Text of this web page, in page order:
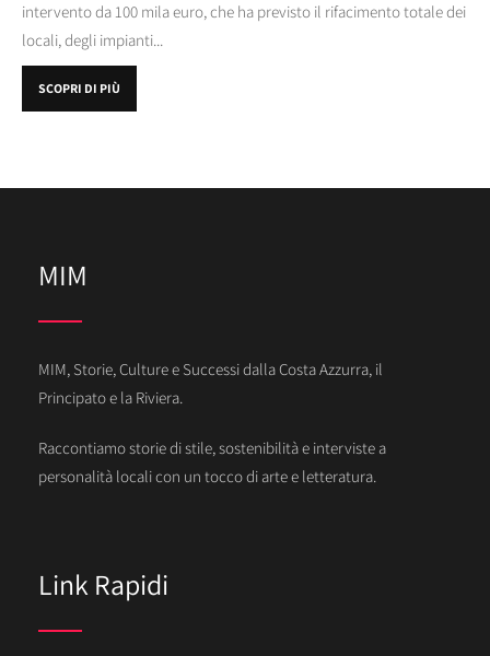
intervento da 100 mila euro, che ha previsto il rifacimento totale dei
locali, degli impianti...
SCOPRI DI PIÙ
MIM
MIM, Storie, Culture e Successi dalla Costa Azzurra, il
Principato e la Riviera.
Raccontiamo storie di stile, sostenibilità e interviste a
personalità locali con un tocco di arte e letteratura.
Link Rapidi